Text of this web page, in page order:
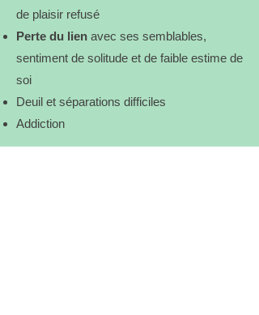
de plaisir refusé
Perte du lien avec ses semblables,
sentiment de solitude et de faible estime de
soi
Deuil et séparations difficiles
Addiction